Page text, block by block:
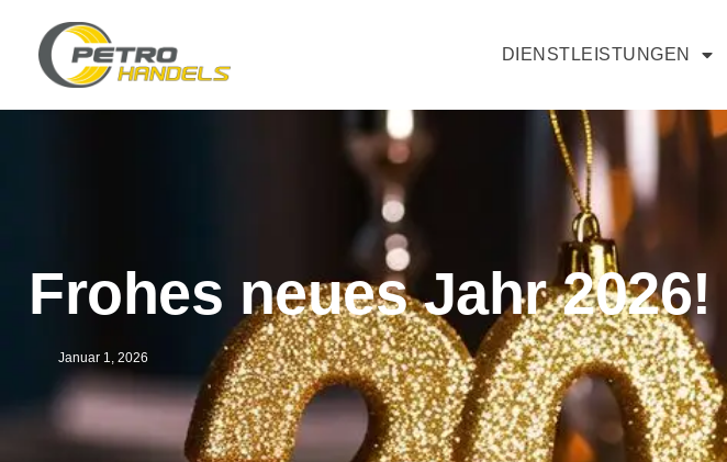
DIENSTLEISTUNGEN
Frohes neues Jahr 2026!
Januar 1, 2026